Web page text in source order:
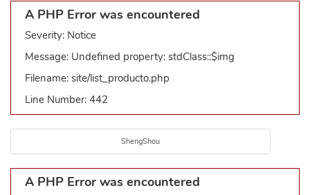
A PHP Error was encountered
Severity: Notice
Message: Undefined property: stdClass::$img
Filename: site/list_producto.php
Line Number: 442
ShengShou
A PHP Error was encountered